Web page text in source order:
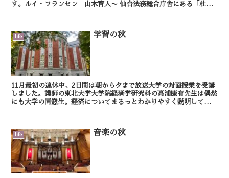
す。ルイ・フランセン 山木育人〜 仙台法務総合庁舎にある「杜の
life 学習の秋
11月最初の連休中、2日間は朝から夕まで放送大学の対面授業を受講
しました。講師の東北大学大学院経済学研究科の高浦康有先生は偶然
にも大学の同窓生。経済についてまるっとわかりやすく説明していた
life 音楽の秋